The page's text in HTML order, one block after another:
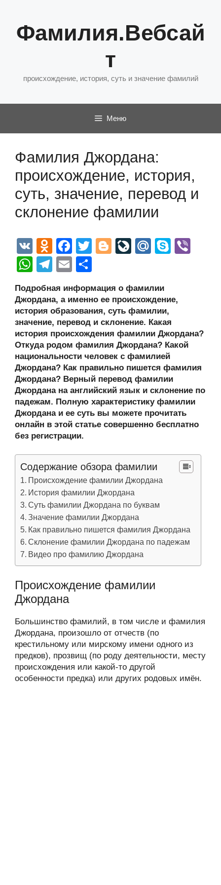
содержимому
Фамилия.Вебсай
т
происхождение, история, суть и значение фамилий
Меню
Фамилия Джордана:
происхождение, история,
суть, значение, перевод и
склонение фамилии
V
K
O
d
n
o
kl
a
ss
ni
ki
F
a
c
e
b
o
o
k
T
er
Bl
g
er
Li
J
o
ur
n
al
M
u
S
e
W
at
s
A
p
p
T
e
gr
a
m
E
ail р
а
в
и
ть
Подробная информация о фамилии
Джордана, а именно ее происхождение,
история образования, суть фамилии,
значение, перевод и склонение. Какая
история происхождения фамилии Джордана?
Откуда родом фамилия Джордана? Какой
национальности человек с фамилией
Джордана? Как правильно пишется фамилия
Джордана? Верный перевод фамилии
Джордана на английский язык и склонение по
падежам. Полную характеристику фамилии
Джордана и ее суть вы можете прочитать
онлайн в этой статье совершенно бесплатно
без регистрации.
Содержание обзора фамилии
Происхождение фамилии Джордана
История фамилии Джордана
Суть фамилии Джордана по буквам
Значение фамилии Джордана
Как правильно пишется фамилия Джордана
Склонение фамилии Джордана по падежам
Видео про фамилию Джордана
Происхождение фамилии
Джордана
Большинство фамилий, в том числе и фамилия
Джордана, произошло от отчеств (по
крестильному или мирскому имени одного из
предков), прозвищ (по роду деятельности, месту
происхождения или какой-то другой
особенности предка) или других родовых имён.